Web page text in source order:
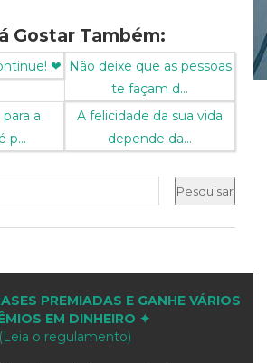
Gostar Também:
❤
Não deixe que as pessoas
te façam d...
a
p...
A felicidade da sua vida
depende da...
PREMIADAS E GANHE VÁRIOS
EM DINHEIRO ✦
(Leia o regulamento)